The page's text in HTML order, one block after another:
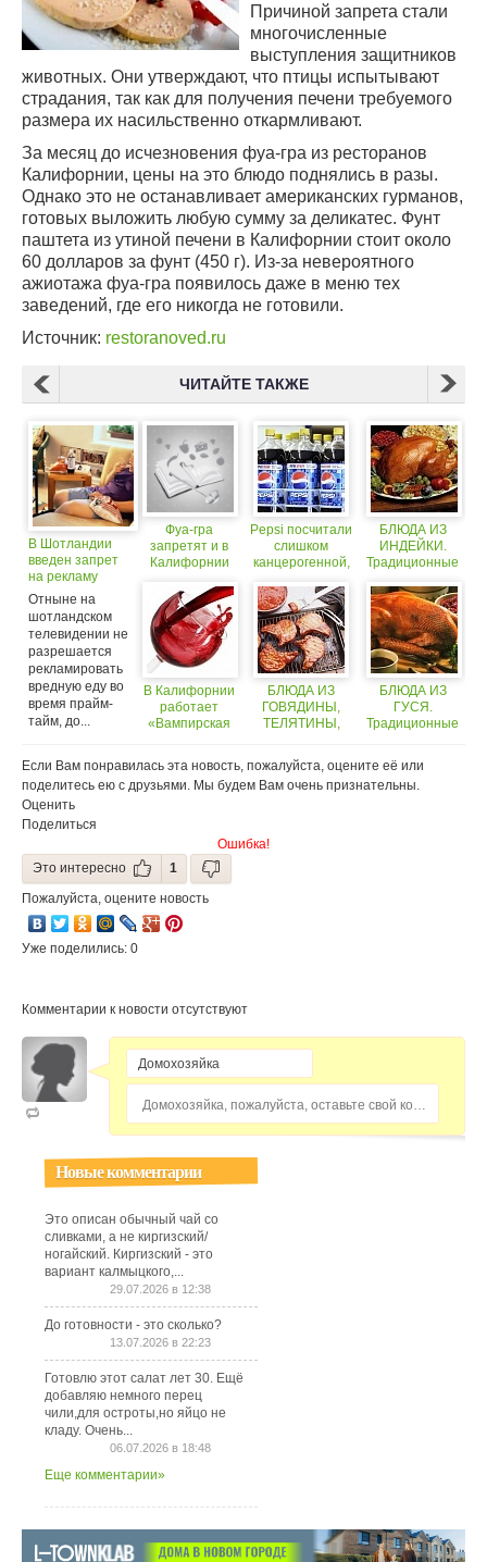
Причиной запрета стали
многочисленные
выступления защитников
животных. Они утверждают, что птицы испытывают
страдания, так как для получения печени требуемого
размера их насильственно откармливают.
За месяц до исчезновения фуа-гра из ресторанов
Калифорнии, цены на это блюдо поднялись в разы.
Однако это не останавливает американских гурманов,
готовых выложить любую сумму за деликатес. Фунт
паштета из утиной печени в Калифорнии стоит около
60 долларов за фунт (450 г). Из-за невероятного
ажиотажа фуа-гра появилось даже в меню тех
заведений, где его никогда не готовили.
Источник: restoranoved.ru
ЧИТАЙТЕ ТАКЖЕ
В Шотландии
введен запрет
на рекламу
фаст-фуда
Отныне на
шотландском
телевидении не
разрешается
рекламировать
вредную еду во
время прайм-
тайм, до...
Фуа-гра
запретят и в
Калифорнии
В Калифорнии
работает
«Вампирская
Pepsi посчитали
слишком
канцерогенной,
Калифорнии
БЛЮДА ИЗ
ГОВЯДИНЫ,
ТЕЛЯТИНЫ,
РАЗНОГО МЯСА
. Традиционные
мясные блюда
БЛЮДА ИЗ
ИНДЕЙКИ.
Традиционные
домашней
птицы
БЛЮДА ИЗ
ГУСЯ.
Традиционные
птицы
Если Вам понравилась эта новость, пожалуйста, оцените её или
поделитесь ею с друзьями. Мы будем Вам очень признательны.
Оценить
Поделиться
Ошибка!
Это интересно
1
Пожалуйста, оцените новость
Уже поделились: 0
Комментарии к новости отсутствуют
Домохозяйка, пожалуйста, оставьте свой комментарий...
Новые комментарии
Это описан обычный чай со
сливками, а не киргизский/
ногайский. Киргизский - это
вариант калмыцкого,...
29.07.2026 в 12:38
До готовности - это сколько?
13.07.2026 в 22:23
Готовлю этот салат лет 30. Ещё
добавляю немного перец
чили,для остроты,но яйцо не
кладу. Очень...
06.07.2026 в 18:48
Еще комментарии»